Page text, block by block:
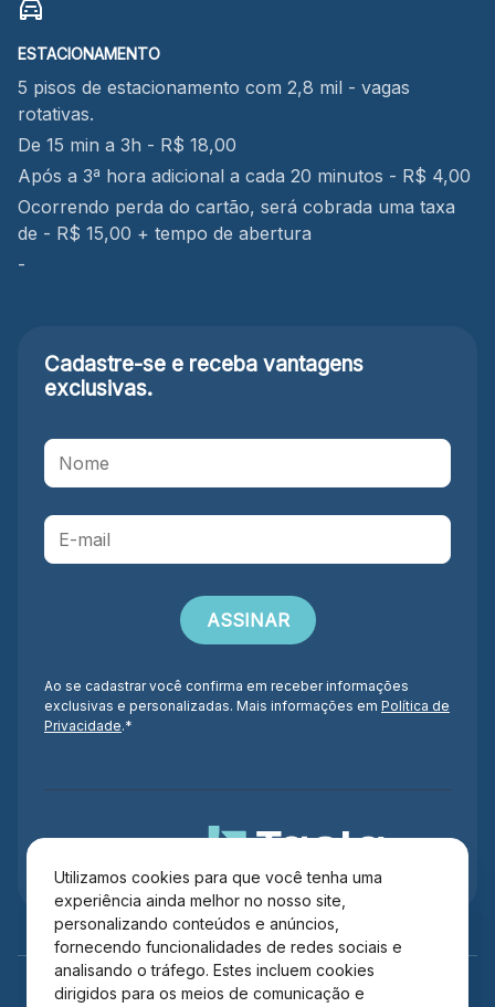
Utilizamos cookies para que você tenha uma
experiência ainda melhor no nosso site,
personalizando conteúdos e anúncios,
fornecendo funcionalidades de redes sociais e
analisando o tráfego. Estes incluem cookies
dirigidos para os meios de comunicação e
ESTACIONAMENTO
5 pisos de estacionamento com 2,8 mil - vagas
rotativas.
De 15 min a 3h - R$ 18,00
Após a 3ª hora adicional a cada 20 minutos - R$ 4,00
Ocorrendo perda do cartão, será cobrada uma taxa
de - R$ 15,00 + tempo de abertura
-
Cadastre-se e receba vantagens
exclusivas.
Ao se cadastrar você confirma em receber informações
exclusivas e personalizadas. Mais informações em Política de
Privacidade.*